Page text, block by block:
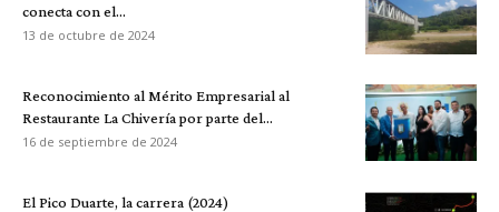
conecta con el...
13 de octubre de 2024
Reconocimiento al Mérito Empresarial al
Restaurante La Chivería por parte del...
16 de septiembre de 2024
El Pico Duarte, la carrera (2024)